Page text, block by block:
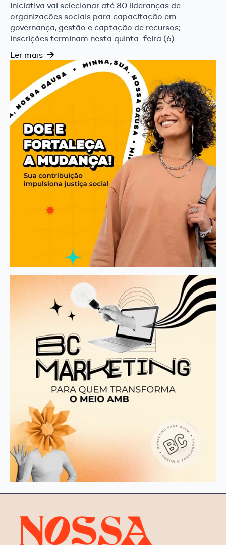
Iniciativa vai selecionar até 80 lideranças de
organizações sociais para capacitação em
governança, gestão e captação de recursos;
inscrições terminam nesta quinta-feira (6)
Ler mais